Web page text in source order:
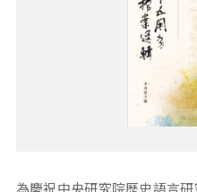
為慶祝中央研究院歷史語言